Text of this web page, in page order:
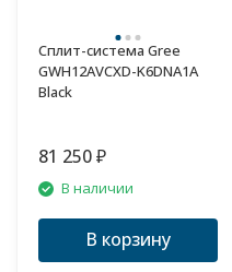
Сплит-система Gree
GWH12AVCXD-K6DNA1A
Black
81 250 ₽
В наличии
В корзину